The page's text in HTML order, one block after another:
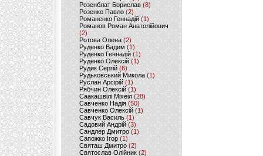
Розенблат Борислав (8)
Розенко Павло (2)
Романенко Геннадій (1)
Романов Роман Анатолійович
(2)
Ротова Олена(2)
Руденко Вадим (1)
Руденко Геннадій (1)
Руденко Олексій(1)
Рудик Сергій(6)
Рудьковський Микола (1)
Руслан Арсірій(1)
Рябчин Олексій (1)
Саакашвілі Міхеіл(28)
Савченко Надія (50)
Савченко Олексій(1)
Савчук Василь (1)
Садовий Андрій (3)
Сандлер Дмитро(1)
Сапожко Ігор(1)
Святаш Дмитро (2)
Святослав Олійник (2)